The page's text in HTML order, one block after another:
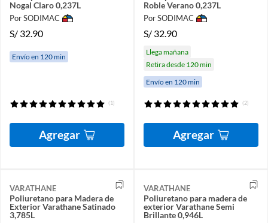
Nogal Claro 0,237L
Por SODIMAC
S/ 32.90
Envío en 120 min
(1)
Agregar
Roble Verano 0,237L
Por SODIMAC
S/ 32.90
Llega mañana
Retira desde 120 min
Envío en 120 min
(2)
Agregar
VARATHANE
Poliuretano para Madera de
Exterior Varathane Satinado
3,785L
VARATHANE
Poliuretano para madera de
exterior Varathane Semi
Brillante 0,946L